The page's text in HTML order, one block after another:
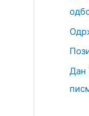
а
:
Дан